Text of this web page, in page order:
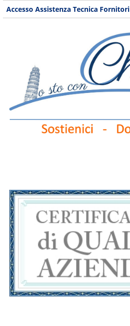
Accesso Assistenza Tecnica Fornitori